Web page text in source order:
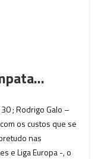
; Rodrigo Galo –
os custos que se
nas
e Liga Europa -, o